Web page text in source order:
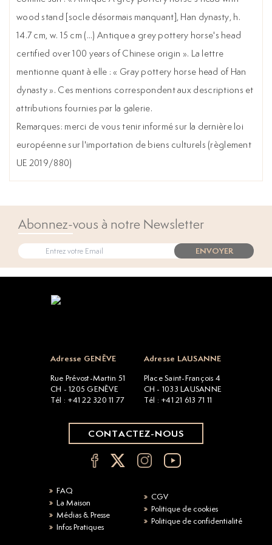
wood stand [socle désormais manquant], Han dynasty, h.
14.7 cm, w. 15 cm (...) Antique a grey pottery horse's head
certified over 100 years of Chinese origin ». La lettre
mentionne quant à elle : « Gray pottery horse head of Han
dynasty ». Ces mentions correspondent aux descriptions et
attributions fournies par la galerie.
Remarques: merci de vous tenir informé sur la dernière loi
européenne sur l'importation de biens culturels (règlement
UE 2019/880)
Abonnez-vous à notre Newsletter
ENVOYER
Adresse GENÈVE
Rue Prévost-Martin 51
CH - 1205 GENÈVE
Tél : +41 22 320 11 77
Adresse LAUSANNE
Place Saint-François 4
CH - 1033 LAUSANNE
Tél : +41 21 613 71 11
CONTACTEZ-NOUS
FAQ
La Maison
Médias & Presse
Infos Pratiques
CGV
Politique de cookies
Politique de confidentialité